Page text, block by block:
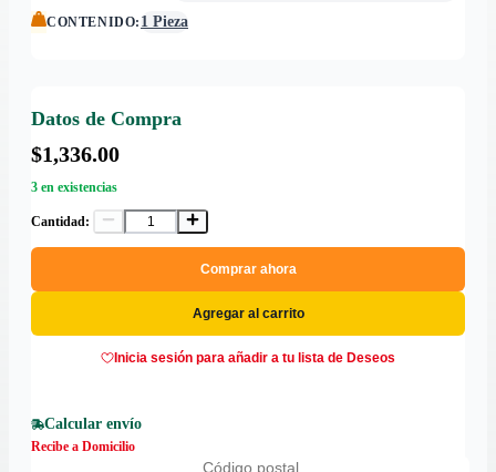
CONTENIDO: 1 Pieza
Datos de Compra
$1,336.00
3 en existencias
Cantidad:
Comprar ahora
Agregar al carrito
Inicia sesión para añadir a tu lista de Deseos
Calcular envío
Recibe a Domicilio